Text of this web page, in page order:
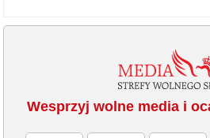
Wesprzyj wolne media i